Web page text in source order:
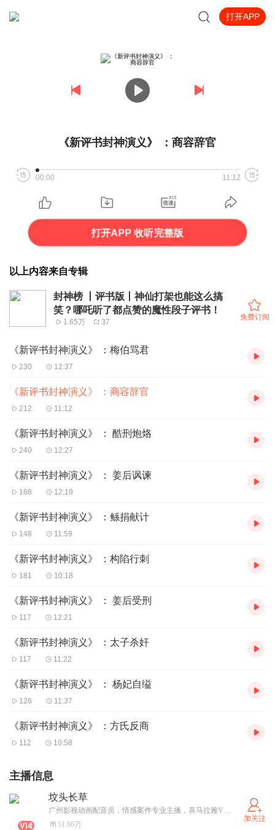
打开APP
《新评书封神演义》 ：商容辞官
00:00 11:12
打开APP 收听完整版
以上内容来自专辑
封神榜 丨评书版丨神仙打架也能这么搞
笑？哪吒听了都点赞的魔性段子评书！
1.65万 37
免费订阅
《新评书封神演义》 ：梅伯骂君
230 12:37
《新评书封神演义》 ：商容辞官
212 11:12
《新评书封神演义》 ： 酷刑炮烙
240 12:27
《新评书封神演义》 ： 姜后讽谏
168 12:19
《新评书封神演义》 ：鲧捐献计
148 11:59
《新评书封神演义》 ：构陷行刺
181 10:18
《新评书封神演义》 ： 姜后受刑
117 12:21
《新评书封神演义》 ：太子杀奸
117 11:22
《新评书封神演义》 ： 杨妃自缢
126 11:37
《新评书封神演义》 ：方氏反商
112 10:58
主播信息
坟头长草
广州影视动画配音员，情感案件专业主播，喜马拉雅VIP付费专辑特约作者
51.86万
加关注